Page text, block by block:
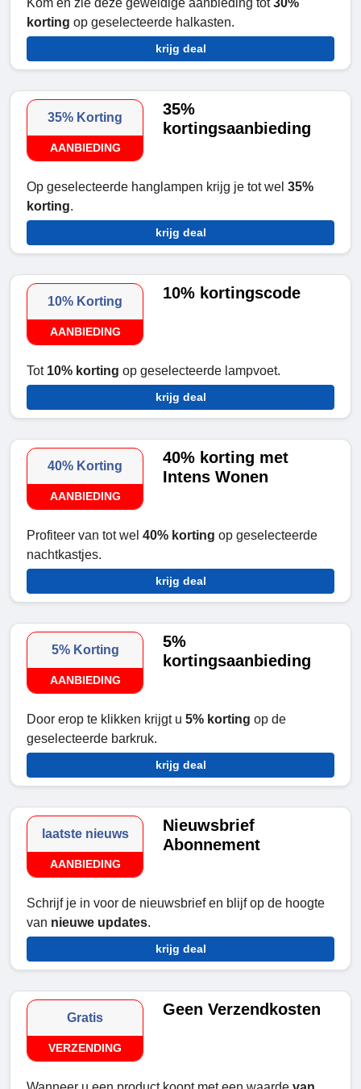
Kom en zie deze geweldige aanbieding tot30%
korting op geselecteerde halkasten.
krijg deal
35% Korting
AANBIEDING
35%
kortingsaanbieding
Op geselecteerde hanglampen krijg je tot wel 35%
korting.
krijg deal
10% Korting
AANBIEDING
10% kortingscode
Tot 10% korting op geselecteerde lampvoet.
krijg deal
40% Korting
AANBIEDING
40% korting met
Intens Wonen
Profiteer van tot wel 40% korting op geselecteerde
nachtkastjes.
krijg deal
5% Korting
AANBIEDING
5%
kortingsaanbieding
Door erop te klikken krijgt u 5% korting op de
geselecteerde barkruk.
krijg deal
laatste nieuws
AANBIEDING
Nieuwsbrief
Abonnement
Schrijf je in voor de nieuwsbrief en blijf op de hoogte
van nieuwe updates.
krijg deal
Gratis
VERZENDING
Geen Verzendkosten